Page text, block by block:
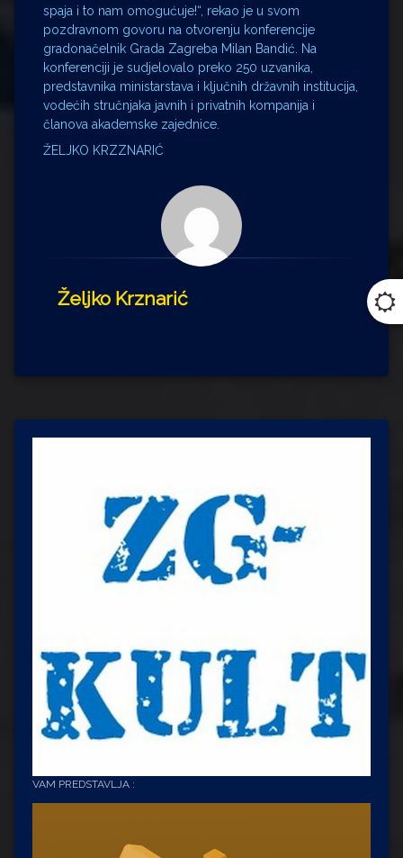
spaja i to nam omogućuje!“, rekao je u svom
pozdravnom govoru na otvorenju konferencije
gradonačelnik Grada Zagreba Milan Bandić. Na
konferenciji je sudjelovalo preko 250 uzvanika,
predstavnika ministarstava i ključnih državnih institucija,
vodećih stručnjaka javnih i privatnih kompanija i
članova akademske zajednice.
ŽELJKO KRZZNARIĆ
Željko Krznarić
VAM PREDSTAVLJA :